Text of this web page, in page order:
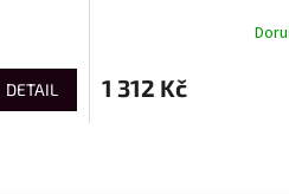
DETAIL 1 312 Kč